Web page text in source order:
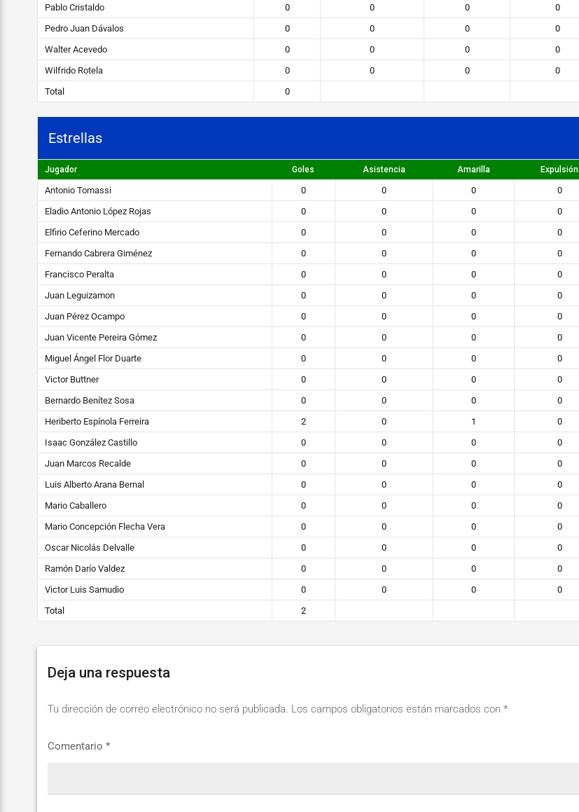
Pablo Cristaldo
0 0 0
0
Pedro Juan Dávalos
0 0 0
0
Walter Acevedo
0 0 0
0
Wilfrido Rotela
0 0 0
0
Total
0
Estrellas
Jugador Goles Asistencia Amarilla Expulsión
Antonio Tomassi 0 0 0
0
Eladio Antonio López Rojas
0 0 0
0
Elfirio Ceferino Mercado
0 0 0
0
Fernando Cabrera Giménez
0 0 0
0
Francisco Peralta
0 0 0
0
Juan Leguizamon
0 0 0
0
Juan Pérez Ocampo
0 0 0
0
Juan Vicente Pereira Gómez
0 0 0
0
Miguel Ángel Flor Duarte
0 0 0
0
Victor Buttner
0 0 0
0
Bernardo Benítez Sosa
0 0 0
0
Heriberto Espínola Ferreira
2 0 1
0
Isaac González Castillo
0 0 0
0
Juan Marcos Recalde
0 0 0
0
Luis Alberto Arana Bernal
0 0 0
0
Mario Caballero
0 0 0
0
Mario Concepción Flecha Vera
0 0 0
0
Oscar Nicolás Delvalle
0 0 0
0
Ramón Darío Valdez
0 0 0
0
Victor Luis Samudio
0 0 0
0
Total
2
Deja una respuesta
Tu dirección de correo electrónico no será publicada. Los campos obligatorios están marcados con *
Comentario *